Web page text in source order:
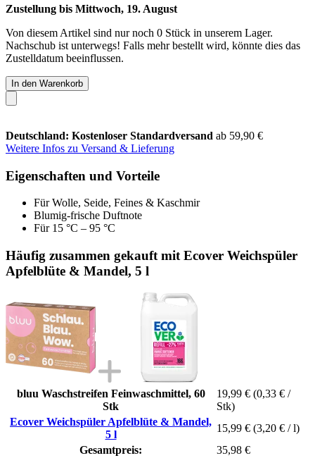
Zustellung bis Mittwoch, 19. August
Von diesem Artikel sind nur noch 0 Stück in unserem Lager.
Nachschub ist unterwegs! Falls mehr bestellt wird, könnte dies das
Zustelldatum beeinflussen.
In den Warenkorb
Deutschland: Kostenloser Standardversand ab 59,90 €
Weitere Infos zu Versand & Lieferung
Eigenschaften und Vorteile
Für Wolle, Seide, Feines & Kaschmir
Blumig-frische Duftnote
Für 15 °C – 95 °C
Häufig zusammen gekauft mit Ecover Weichspüler
Apfelblüte & Mandel, 5 l
bluu Waschstreifen Feinwaschmittel, 60
Stk
19,99 € (0,33 € /
Stk)
Ecover Weichspüler Apfelblüte & Mandel,
5 l
15,99 € (3,20 € / l)
Gesamtpreis:
35,98 €